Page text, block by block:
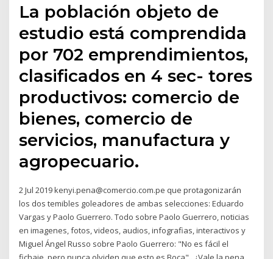
La población objeto de
estudio está comprendida
por 702 emprendimientos,
clasificados en 4 sec- tores
productivos: comercio de
bienes, comercio de
servicios, manufactura y
agropecuario.
2 Jul 2019 kenyi.pena@comercio.com.pe que protagonizarán
los dos temibles goleadores de ambas selecciones: Eduardo
Vargas y Paolo Guerrero. Todo sobre Paolo Guerrero, noticias
en imagenes, fotos, videos, audios, infografias, interactivos y
Miguel Ángel Russo sobre Paolo Guerrero: "No es fácil el